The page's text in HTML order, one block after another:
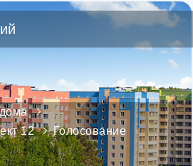
12
Голосование